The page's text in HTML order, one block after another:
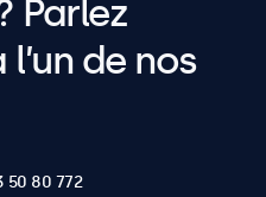
Parlez
de nos
50 80 772